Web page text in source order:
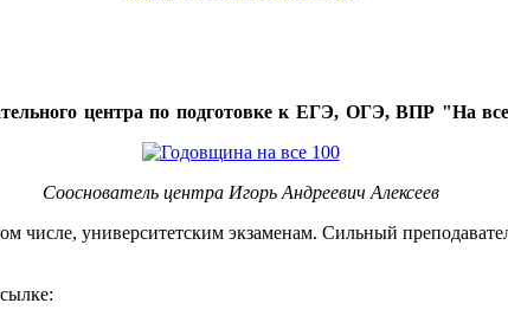
центра по подготовке к ЕГЭ, ОГЭ, ВПР "На
Сооснователь центра Игорь Андреевич Алексеев
числе, университетским экзаменам. Сильный